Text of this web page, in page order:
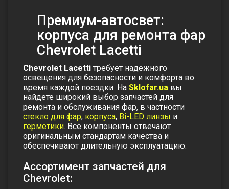
Премиум-автосвет:
корпуса для ремонта фар
Chevrolet Lacetti
Chevrolet Lacetti требует надежного
освещения для безопасности и комфорта во
время каждой поездки. На Sklofar.ua вы
найдете широкий выбор запчастей для
ремонта и обслуживания фар, в частности
стекло для фар, корпуса, Bi-LED линзы и
герметики. Все компоненты отвечают
оригинальным стандартам качества и
обеспечивают длительную эксплуатацию.
Ассортимент запчастей для
Chevrolet: